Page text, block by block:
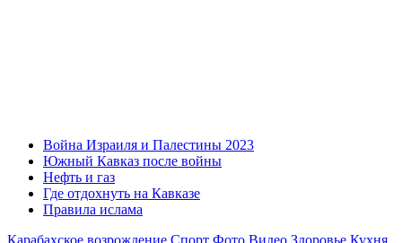
Война Израиля и Палестины 2023
Южный Кавказ после войны
Нефть и газ
Где отдохнуть на Кавказе
Правила ислама
Карабахское возрождение Спорт Фото Видео Здоровье Кухня